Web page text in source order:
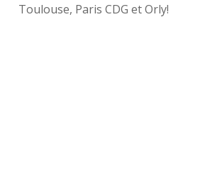
Toulouse, Paris CDG et Orly!